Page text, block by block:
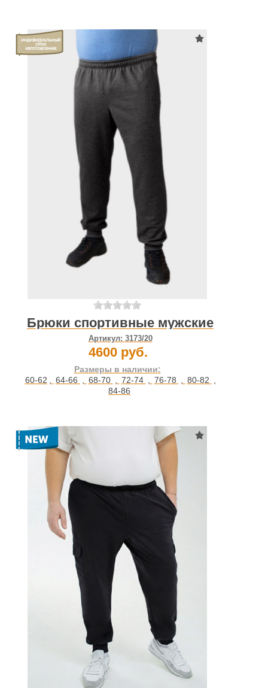
Брюки спортивные мужские
Артикул: 3173/20
4600 руб.
Размеры в наличии:
60-62 , 64-66 , 68-70 , 72-74 , 76-78 , 80-82 ,
84-86